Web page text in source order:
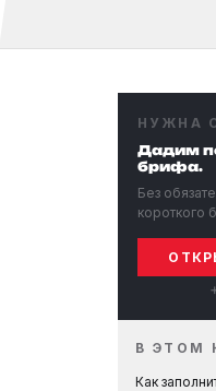
НУЖНА
Дадим
брифа.
Без
короткого
В ЭТОМ
Как